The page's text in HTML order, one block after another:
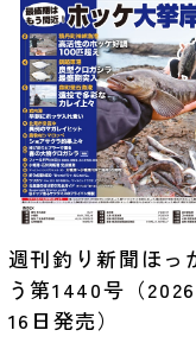
週刊釣り新聞ほっ
う第1440号（
16日発売）